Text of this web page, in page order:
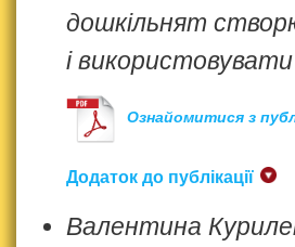
дошкільнят
і використовувати
Ознайомитися з
Додаток до публікації
Валентина